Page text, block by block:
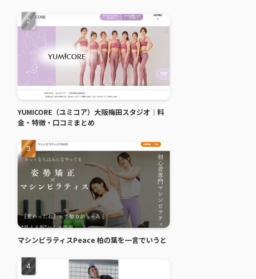
YUMICORE（ユミコア）大阪梅田スタジオ｜料
金・特徴・口コミまとめ
マシンピラティスPeace 柏の葉を一言でいうと